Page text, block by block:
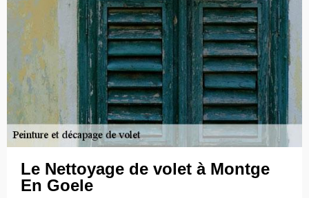
Le Nettoyage de volet à Montge
En Goele